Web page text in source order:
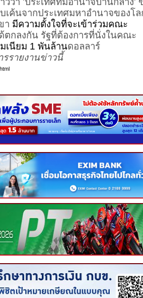
ค้นจากประเทศมหาอำนาจของโล
า มีความตั้งใจที่จะเข้าร่วมคณะ
ตกลงกัน รัฐที่ต้องการที่นั่งในคณะ
เนียม 1 พันล้านดอลลาร์
รายงานข่าวนี้